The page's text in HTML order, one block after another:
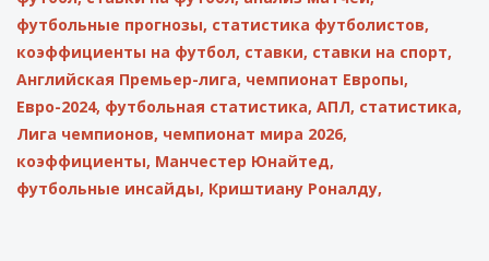
футбольные прогнозы, статистика футболистов,
коэффициенты на футбол, ставки, ставки на спорт,
Английская Премьер-лига, чемпионат Европы,
Евро-2024, футбольная статистика, АПЛ, статистика,
Лига чемпионов, чемпионат мира 2026,
коэффициенты, Манчестер Юнайтед,
футбольные инсайды, Криштиану Роналду,